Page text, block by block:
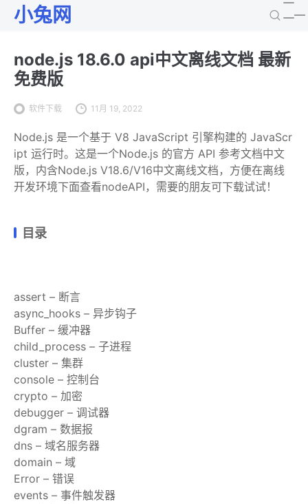
小兔网
node.js 18.6.0 api中文离线文档 最新
免费版
软件下载 11月 19, 2022
Node.js 是一个基于 V8 JavaScript 引擎构建的 JavaScr
ipt 运行时。这是一个Node.js 的官方 API 参考文档中文
版，内含Node.js V18.6/V16中文离线文档，方便在离线
开发环境下面查看nodeAPI，需要的朋友可下载试试！
目录
assert – 断言
async_hooks – 异步钩子
Buffer – 缓冲器
child_process – 子进程
cluster – 集群
console – 控制台
crypto – 加密
debugger – 调试器
dgram – 数据报
dns – 域名服务器
domain – 域
Error – 错误
events – 事件触发器